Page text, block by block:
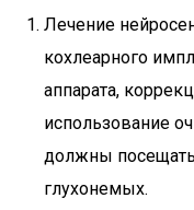
Лечение
кохлеарного
аппарата,
использование
должны
глухонемых.